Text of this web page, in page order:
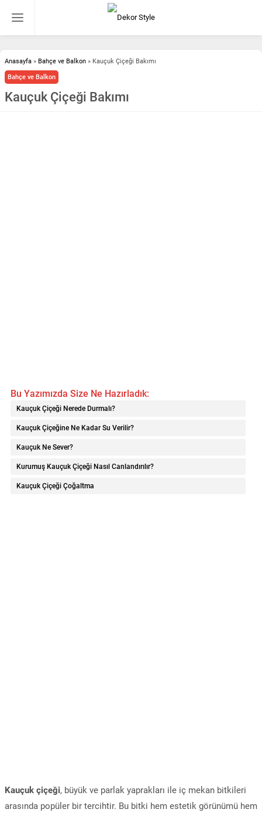
Anasayfa » Bahçe ve Balkon » Kauçuk Çiçeği Bakımı
Bahçe ve Balkon
Kauçuk Çiçeği Bakımı
Bu Yazımızda Size Ne Hazırladık:
Kauçuk Çiçeği Nerede Durmalı?
Kauçuk Çiçeğine Ne Kadar Su Verilir?
Kauçuk Ne Sever?
Kurumuş Kauçuk Çiçeği Nasıl Canlandırılır?
Kauçuk Çiçeği Çoğaltma
Kauçuk çiçeği, büyük ve parlak yaprakları ile iç mekan bitkileri
arasında popüler bir tercihtir. Bu bitki hem estetik görünümü hem